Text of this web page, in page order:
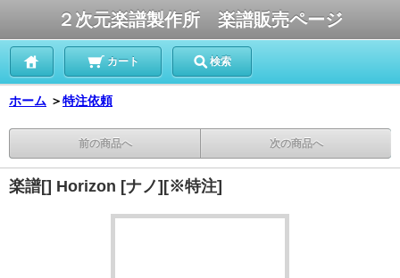
２次元楽譜製作所 楽譜販売ページ
カート 検索
ホーム ＞特注依頼
前の商品へ 次の商品へ
楽譜[] Horizon [ナノ][※特注]